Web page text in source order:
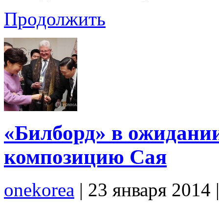
Продолжить
«Билборд» в
композицию Сая
onekorea | 23 января 2014